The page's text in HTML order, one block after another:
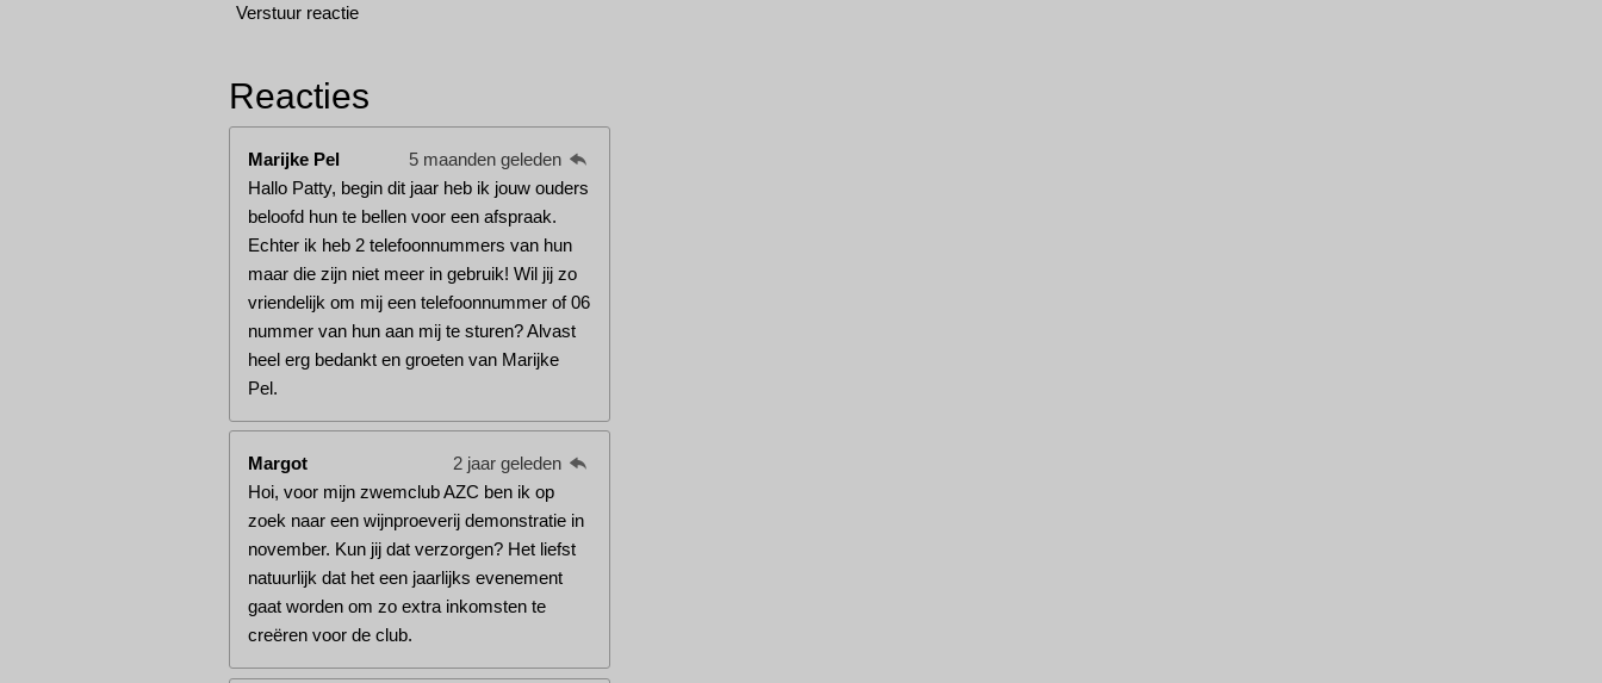
Verstuur reactie
Reacties
Marijke Pel
5 maanden geleden
Hallo Patty, begin dit jaar heb ik jouw ouders
beloofd hun te bellen voor een afspraak.
Echter ik heb 2 telefoonnummers van hun
maar die zijn niet meer in gebruik! Wil jij zo
vriendelijk om mij een telefoonnummer of 06
nummer van hun aan mij te sturen? Alvast
heel erg bedankt en groeten van Marijke
Pel.
Margot
2 jaar geleden
Hoi, voor mijn zwemclub AZC ben ik op
zoek naar een wijnproeverij demonstratie in
november. Kun jij dat verzorgen? Het liefst
natuurlijk dat het een jaarlijks evenement
gaat worden om zo extra inkomsten te
creëren voor de club.